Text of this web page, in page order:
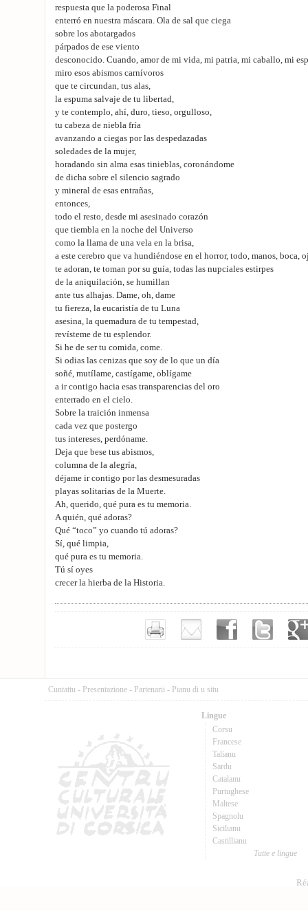
respuesta que la poderosa Final
enterró en nuestra máscara. Ola de sal que ciega
sobre los abotargados
párpados de ese viento
desconocido. Cuando, amor de mi vida, mi patria, mi caballo, mi
miro esos abismos carnívoros
que te circundan, tus alas,
la espuma salvaje de tu libertad,
y te contemplo, ahí, duro, tieso, orgulloso,
tu cabeza de niebla fría
avanzando a ciegas por las despedazadas
soledades de la mujer,
horadando sin alma esas tinieblas, coronándome
de dicha sobre el silencio sagrado
y mineral de esas entrañas,
entonces,
todo el resto, desde mi asesinado corazón
que tiembla en la noche del Universo
como la llama de una vela en la brisa,
a este cerebro que va hundiéndose en el horror, todo, manos, boca,
te adoran, te toman por su guía, todas las nupciales estirpes
de la aniquilación, se humillan
ante tus alhajas. Dame, oh, dame
tu fiereza, la eucaristía de tu Luna
asesina, la quemadura de tu tempestad,
revísteme de tu esplendor.
Si he de ser tu comida, come.
Si odias las cenizas que soy de lo que un día
soñé, mutílame, castígame, oblígame
a ir contigo hacia esas transparencias del oro
enterrado en el cielo.
Sobre la traición inmensa
cada vez que postergo
tus intereses, perdóname.
Deja que bese tus abismos,
columna de la alegría,
déjame ir contigo por las desmesuradas
playas solitarias de la Muerte.
Ah, querido, qué pura es tu memoria.
A quién, qué adoras?
Qué “toco” yo cuando tú adoras?
Sí, qué limpia,
qué pura es tu memoria.
Tú sí oyes
crecer la hierba de la Historia.
Cuntattu - Presentazione - Partenarii - Pianu di u situ
Lingue
Corsu
Francese
Talianu
Sardu
Catalanu
Purtughese
Maltese
Spagnolu
Sicilianu
Castillianu
Tutte e lingue